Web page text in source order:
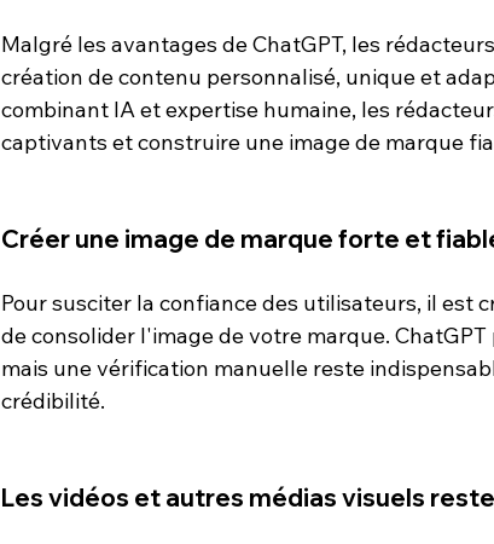
Malgré les avantages de ChatGPT, les
création de contenu personnalisé, unique et
combinant IA et expertise humaine, les
captivants et construire une image de marque
Créer une image de marque forte et
Pour susciter la confiance des utilisateurs, il est
de consolider l'image de votre marque.
mais une vérification manuelle reste
crédibilité.
Les vidéos et autres médias visuels